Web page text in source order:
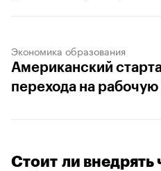
Экономика образования
Американский
перехода на
Стоит ли